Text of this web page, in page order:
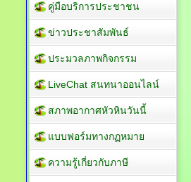
คู่มือบริการประชาชน
ข่าวประชาสัมพันธ์
ประมวลภาพกิจกรรม
LiveChat สนทนาออนไลน์
สภาพอากาศหัวหินวันนี้
แบบฟอร์มทางกฏหมาย
ความรู้เกี่ยวกับภาษี